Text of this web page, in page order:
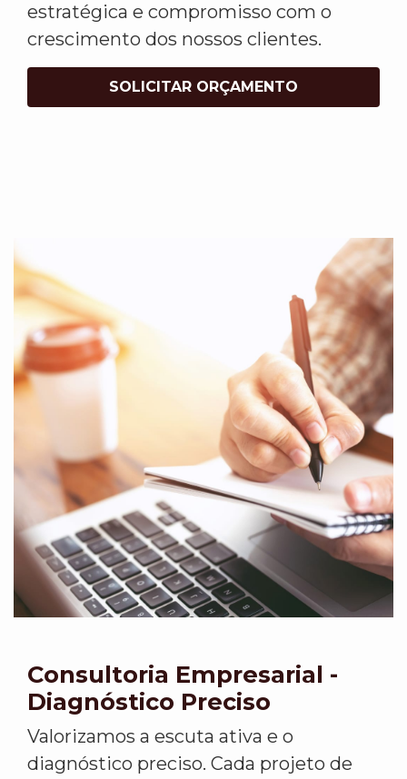
estratégica e compromisso com o
crescimento dos nossos clientes.
SOLICITAR ORÇAMENTO
Consultoria Empresarial -
Diagnóstico Preciso
Valorizamos a escuta ativa e o
diagnóstico preciso. Cada projeto de